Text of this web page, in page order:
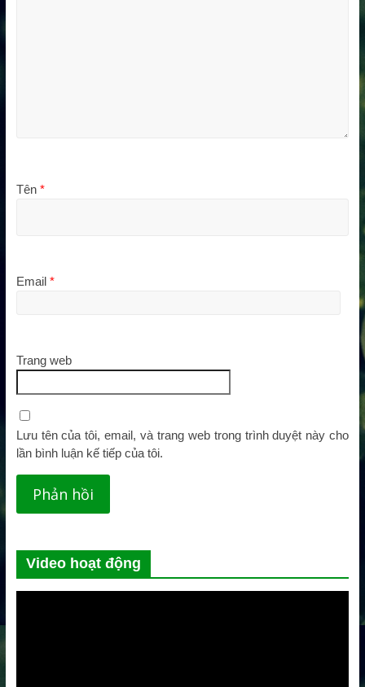
Tên *
Email *
Trang web
Lưu tên của tôi, email, và trang web trong trình duyệt này cho
lần bình luận kế tiếp của tôi.
Video hoạt động